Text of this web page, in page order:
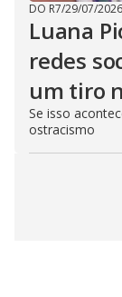
DO R7/29/07/2026
Luana
redes
um tiro
Se isso
ostracismo